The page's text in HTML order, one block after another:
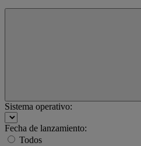
Sistema operativo:
Fecha de lanzamiento:
Todos